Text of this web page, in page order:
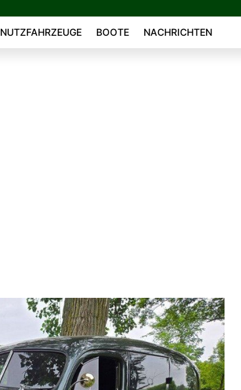
NUTZFAHRZEUGE BOOTE NACHRICHTEN